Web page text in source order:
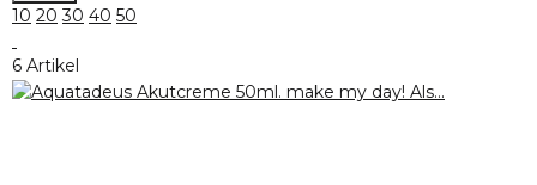
10 20 30 40 50
6 Artikel